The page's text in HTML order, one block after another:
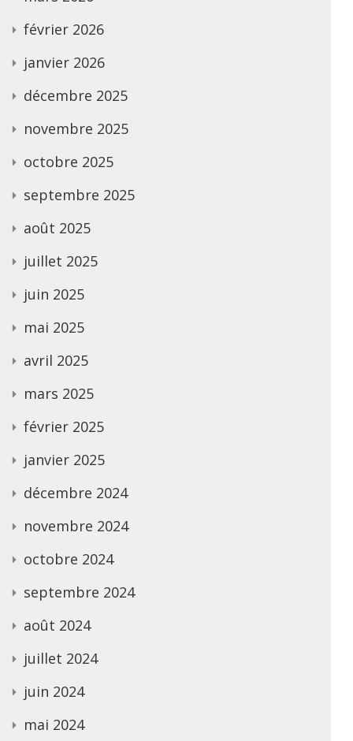
février 2026
janvier 2026
décembre 2025
novembre 2025
octobre 2025
septembre 2025
août 2025
juillet 2025
juin 2025
mai 2025
avril 2025
mars 2025
février 2025
janvier 2025
décembre 2024
novembre 2024
octobre 2024
septembre 2024
août 2024
juillet 2024
juin 2024
mai 2024